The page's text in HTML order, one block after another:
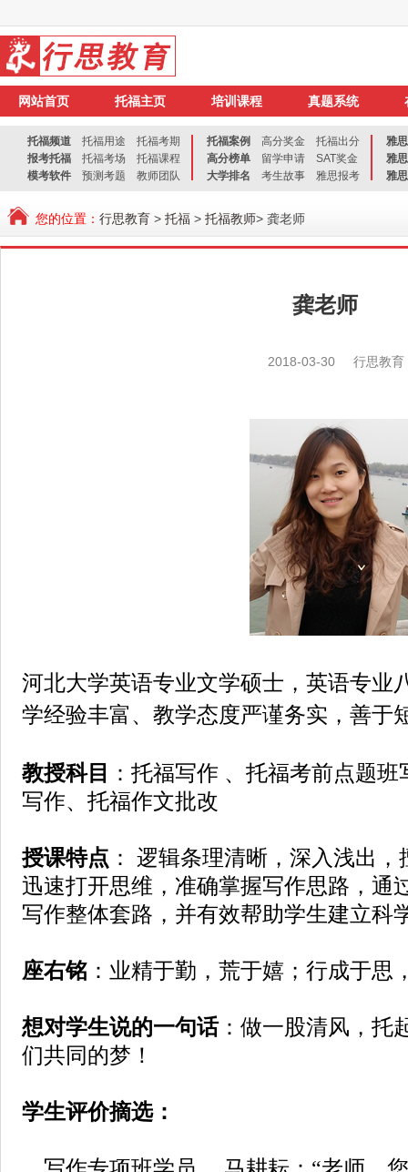
网站首页 托福主页 培训课程 真题系统
托福频道 托福用途
托福考期
报考托福
托福考场
托福课程
模考软件
预测考题 教师团队
托福案例 高分奖金
托福出分
高分榜单
留学申请
SAT奖金
大学排名
考生故事 雅思报考
雅
雅
雅
您的位置： 行思教育 > 托福 > 托福教师> 龚老师
龚老师
2018-03-30 行思教育
河北大学英语专业文学硕士，英语专业
学经验丰富、教学态度严谨务实，善于
教授科目
：托福写作 、托福考前点题
写作、托福作文批改
授课特点 ：
逻辑条理清晰，深入浅出
迅速打开思维，准确掌握写作思路，通
写作整体套路，并有效帮助学生建立科
座右铭 ：业精于勤，荒于嬉；行成于思
想对学生说的一句话：做一股清风，托
们共同的梦！
学生评价摘选：